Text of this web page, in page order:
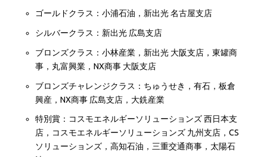
ゴールドクラス：小浦石油，新出光 名古屋支店
シルバークラス：新出光 広島支店
ブロンズクラス：小林産業，新出光 大阪支店，東罐商
事，丸富興業，NX商事 大阪支店
ブロンズチャレンジクラス：ちゅうせき，有石，板倉
興産，NX商事 広島支店，大銑産業
特別賞：コスモエネルギーソリューションズ 西日本支
店，コスモエネルギーソリューションズ 九州支店，CS
ソリューションズ，高知石油，三重交通商事，太陽石